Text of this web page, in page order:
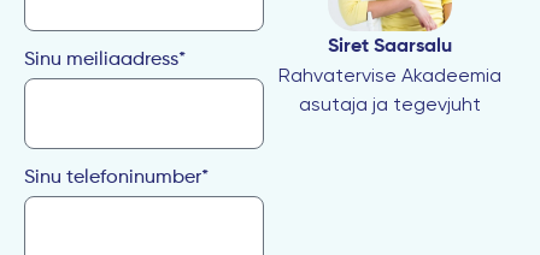
Siret Saarsalu
Rahvatervise Akadeemia
asutaja ja tegevjuht
Sinu meiliaadress*
Sinu telefoninumber*